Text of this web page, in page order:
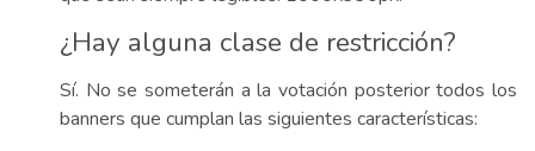
¿Hay alguna clase de restricción?
Sí. No se someterán a la votación posterior todos los
banners que cumplan las siguientes características: